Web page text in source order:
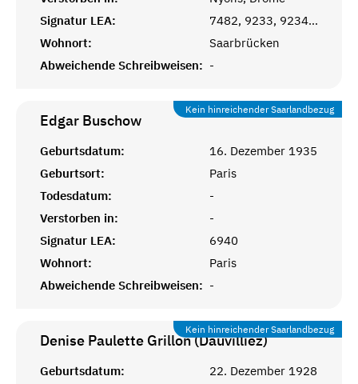
Signatur LEA:
7482, 9233, 9234, 9235, 9236
Wohnort:
Saarbrücken
Abweichende Schreibweisen: -
Kein hinreichender Saarlandbezug
Edgar Buschow
Geburtsdatum:
16. Dezember 1935
Geburtsort:
Paris
Todesdatum:
-
Verstorben in:
-
Signatur LEA:
6940
Wohnort:
Paris
Abweichende Schreibweisen: -
Kein hinreichender Saarlandbezug
Denise Paulette Grillon (Dauvilliez)
Geburtsdatum:
22. Dezember 1928